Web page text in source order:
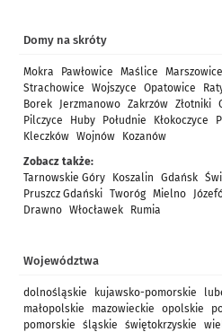
Domy na skróty
Mokra Pawłowice Maślice Marszowice
Strachowice
Wojszyce Opatowice
Borek
Jerzmanowo Zakrzów Złotniki
Pilczyce
Huby Południe Kłokoczyce
Kleczków Wojnów
Kozanów
Zobacz także:
Tarnowskie Góry
Koszalin Gdańsk
Pruszcz Gdański Tworóg Mielno
Drawno Włocławek Rumia
Województwa
dolnośląskie kujawsko-pomorskie
małopolskie
mazowieckie opolskie
pomorskie
śląskie świętokrzyskie